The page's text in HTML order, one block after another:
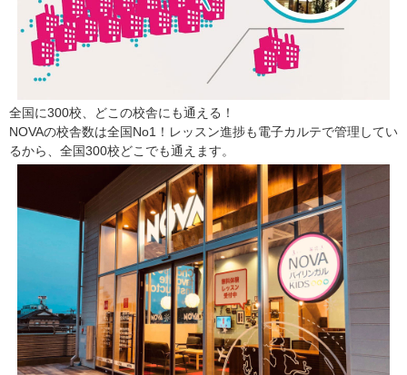
全国に300校、どこの校舎にも通える！
NOVAの校舎数は全国No1！レッスン進捗も電子カルテで管理してい
るから、全国300校どこでも通えます。